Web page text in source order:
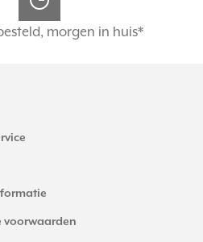
morgen in huis*
voorwaarden